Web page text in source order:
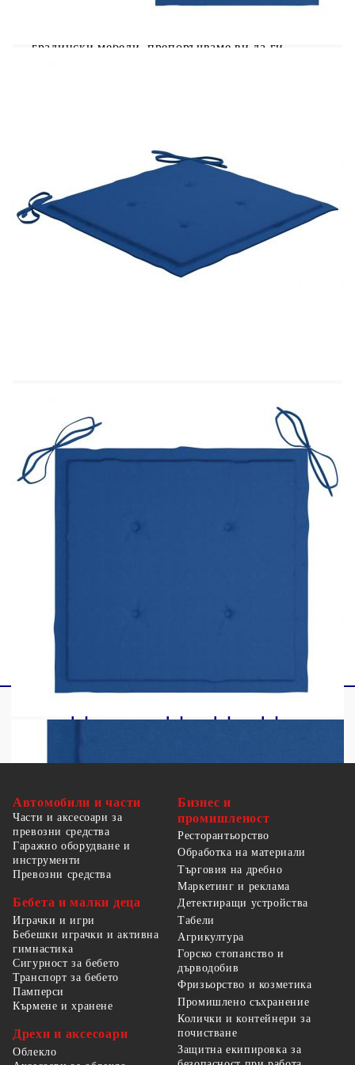
пространство. Включената възглавница е
градински мебели, препоръчваме ви да ги
покривало. Избършете и изсушете излишната
вода или сняг от плоските повърхности след
дъжд или снеговалеж. Осигурете достатъчно
циркулация на въздух, за да избегнете повреди,
свързани с влагата.
Цвят на възглавницата: Кралскосиньо
Материал: Фино шлайфано твърдо тиково
дърво с финиш на водна основа
Височина на седалката от земята: 45 см
Размери на възглавницата: 50 x 50 x 3 см
(Д x Ш x Деб)
Максимално 110 кг на седалка.
Автомобили и части
Части и аксесоари за
превозни средства
Гаражно оборудване и
инструменти
Превозни средства
Бебета и малки деца
Играчки и игри
Бебешки играчки и активна
гимнастика
Сигурност за бебето
Транспорт за бебето
Памперси
Кърмене и хранене
Дрехи и аксесоари
Облекло
Бизнес и
промишленост
Ресторантьорство
Обработка на материали
Търговия на дребно
Маркетинг и реклама
Детектиращи устройства
Табели
Агрикултура
Горско стопанство и
дърводобив
Фризьорство и козметика
Промишлено съхранение
Колички и контейнери за
почистване
Защитна екипировка за